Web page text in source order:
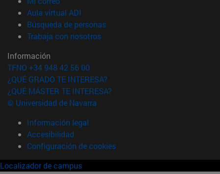
Aula virtual ADI
Búsqueda de personas(abre en nueva ventana)
Trabaja con nosotros(abre en nueva ventana)
Información
TFNO +34 948 42 56 00
¿QUÉ GRADO TE INTERESA?
¿QUÉ MÁSTER TE INTERESA?
© Universidad de Navarra
Información legal
Accesibilidad
Configuración de cookies
Localizador de campus